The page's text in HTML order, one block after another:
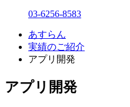
03-6256-8583
あすらん
実績のご紹介
アプリ開発
アプリ開発